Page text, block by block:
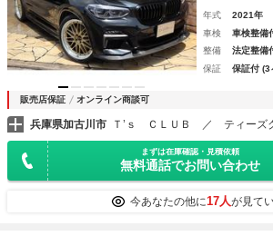
年式 2021年
車検
車検整備
整備
法定整備
保証
保証付
販売店保証 オンライン商談可
兵庫県加古川市 Ｔ’ｓ ＣＬＵＢ ／ ティーズ
まずは在庫確認・見積依頼
無料通話でお問い合わせ
今あなたの他に17人が見て